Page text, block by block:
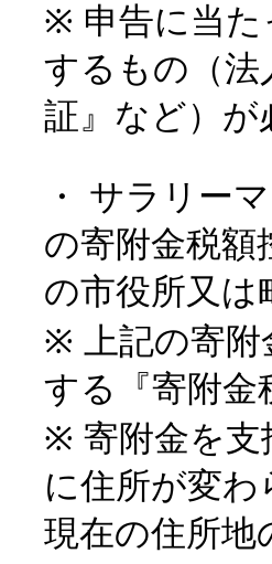
※ 申告に当た
するもの（法
証』など）が
・ サラリー
の寄附金税
の市役所又は
※ 上記の寄附
する『寄附金
※ 寄附金を支
に住所が変
現在の住所地